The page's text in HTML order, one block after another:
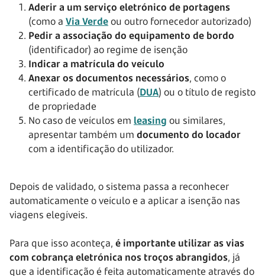
Aderir a um serviço eletrónico de portagens
(como a Via Verdeou outro fornecedor autorizado)
Pedir a associação do equipamento de bordo
(identificador) ao regime de isenção
Indicar a matrícula do veículo
Anexar os documentos necessários, como o
certificado de matrícula (DUA) ou o título de registo
de propriedade
No caso de veículos em leasing ou similares,
apresentar também um documento do locador
com a identificação do utilizador.
Depois de validado, o sistema passa a reconhecer
automaticamente o veículo e a aplicar a isenção nas
viagens elegíveis.
Para que isso aconteça, é importante utilizar as vias
com cobrança eletrónica nos troços abrangidos, já
que a identificação é feita automaticamente através do